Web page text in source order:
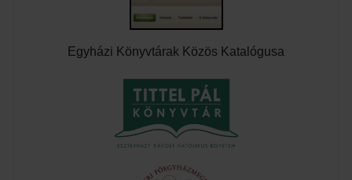
Egyházi Könyvtárak Közös Katalógusa